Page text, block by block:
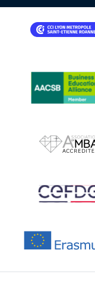
IMAGE
IMAGE
IMAGE
IMAGE